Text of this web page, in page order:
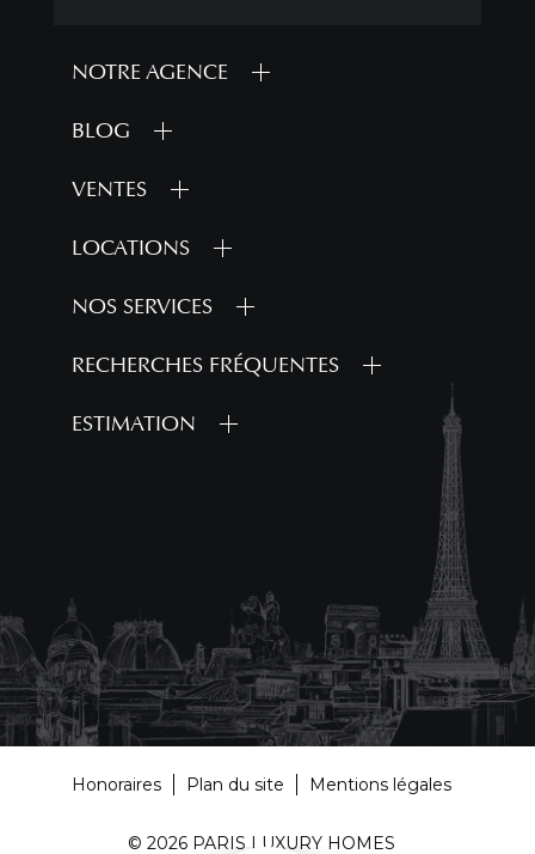
NOTRE AGENCE
BLOG
VENTES
LOCATIONS
NOS SERVICES
RECHERCHES FRÉQUENTES
ESTIMATION
Honoraires Plan du site Mentions légales
© 2026 PARIS LUXURY HOMES